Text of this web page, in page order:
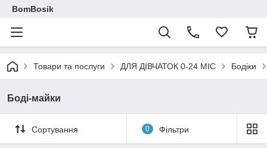
BomBosik
Товари та послуги ДЛЯ ДІВЧАТОК 0-24 МІС Бодіки
Боді-майки
Сортування 0 Фільтри